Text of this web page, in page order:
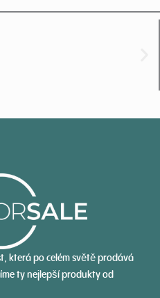
která po celém světě prodává
ty nejlepší produkty od